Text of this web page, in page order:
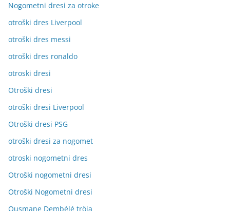
Nogometni dresi za otroke
otroški dres Liverpool
otroški dres messi
otroški dres ronaldo
otroski dresi
Otroški dresi
otroški dresi Liverpool
Otroški dresi PSG
otroški dresi za nogomet
otroski nogometni dres
Otroški nogometni dresi
Otroški Nogometni dresi
Ousmane Dembélé tröja